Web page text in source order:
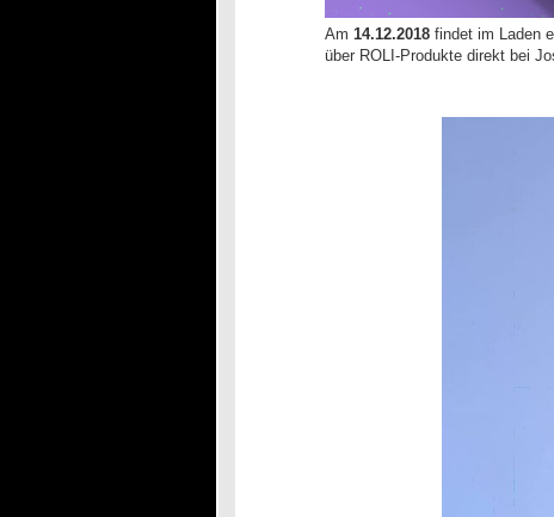
Am 14.12.2018 findet im Laden
über ROLI-Produkte direkt bei